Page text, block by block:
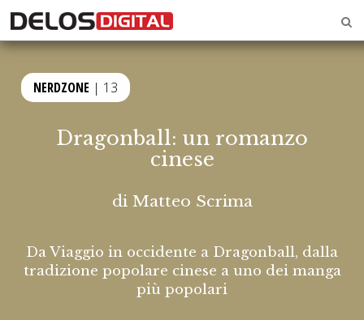
NERDZONE | 13
Dragonball: un romanzo
cinese
di Matteo Scrima
Da Viaggio in occidente a Dragonball, dalla
tradizione popolare cinese a uno dei manga
più popolari